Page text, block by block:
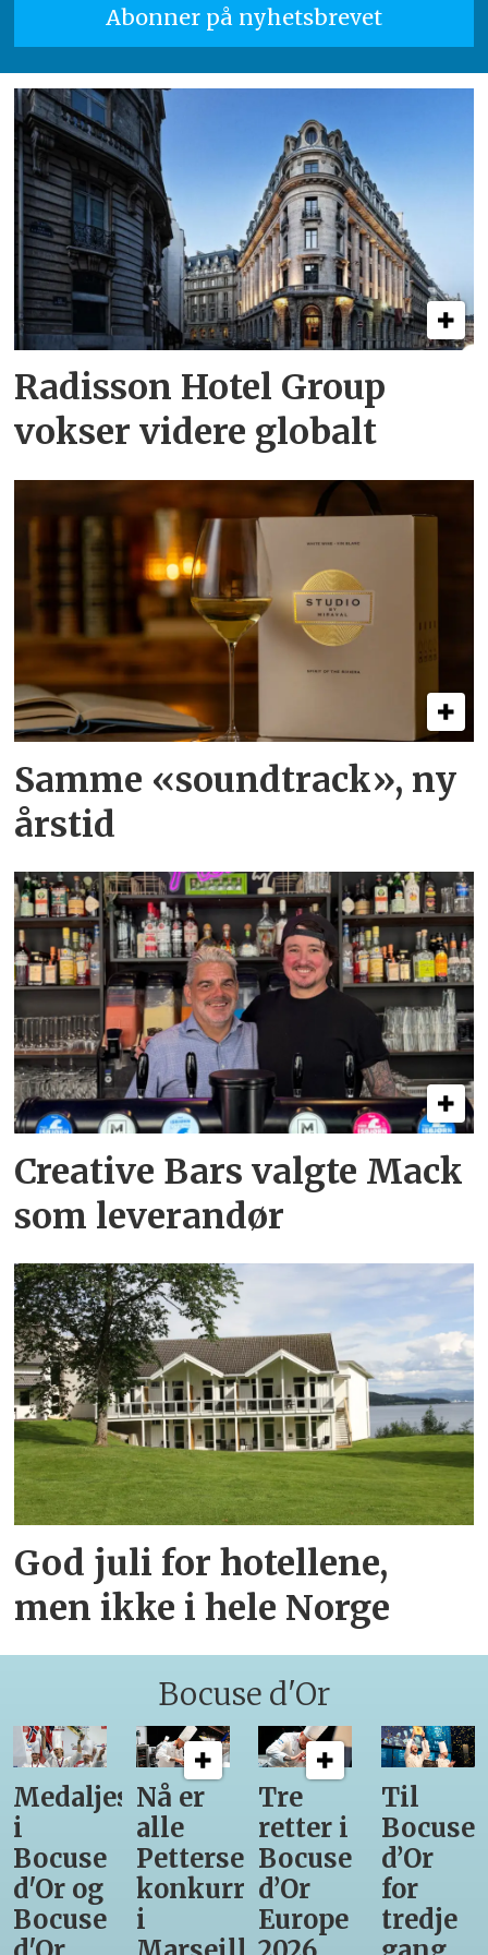
Radisson Hotel Group
vokser videre globalt
Samme «soundtrack», ny
årstid
Creative Bars valgte Mack
som leverandør
God juli for hotellene,
men ikke i hele Norge
Bocuse d'Or
Medaljestatistikk
i
Bocuse
d'Or og
Bocuse
Nå er
alle
Pettersens
konkurrenter
i
Tre
retter i
Bocuse
d’Or
Europe
Til
Bocuse
d’Or
for
tredje